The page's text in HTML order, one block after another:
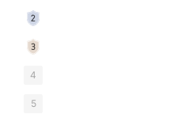
4
5